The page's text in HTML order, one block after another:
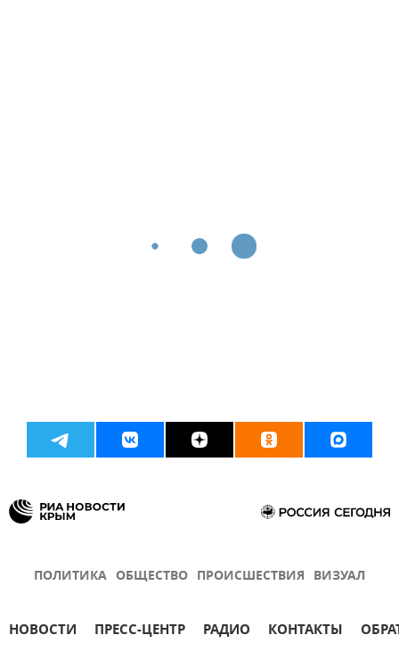
ПОЛИТИКА ОБЩЕСТВО ПРОИСШЕСТВИЯ ВИЗУАЛ
НОВОСТИ ПРЕСС-ЦЕНТР РАДИО КОНТАКТЫ